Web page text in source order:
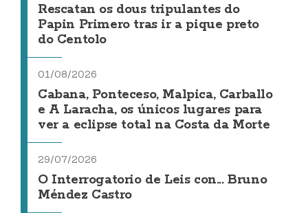
Rescatan os dous tripulantes do
Papin Primero tras ir a pique preto
do Centolo
01/08/2026
Cabana, Ponteceso, Malpica, Carballo
e A Laracha, os únicos lugares para
ver a eclipse total na Costa da Morte
29/07/2026
O Interrogatorio de Leis con... Bruno
Méndez Castro